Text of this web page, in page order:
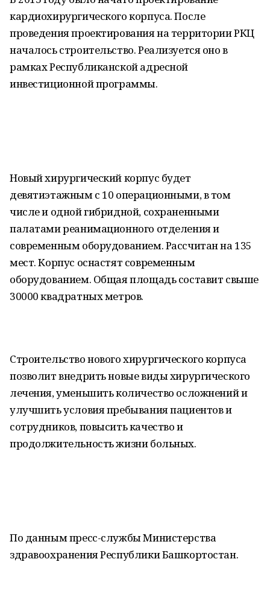
кардиохирургического корпуса. После
проведения проектирования на территории РКЦ
началось строительство. Реализуется оно в
рамках Республиканской адресной
инвестиционной программы.
Новый хирургический корпус будет
девятиэтажным с 10 операционными, в том
числе и одной гибридной, сохраненными
палатами реанимационного отделения и
современным оборудованием. Рассчитан на 135
мест. Корпус оснастят современным
оборудованием. Общая площадь составит свыше
30000 квадратных метров.
Строительство нового хирургического корпуса
позволит внедрить новые виды хирургического
лечения, уменьшить количество осложнений и
улучшить условия пребывания пациентов и
сотрудников, повысить качество и
продолжительность жизни больных.
По данным пресс-службы Министерства
здравоохранения Республики Башкортостан.